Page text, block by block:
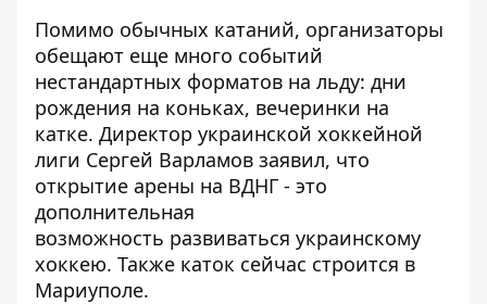
Помимо обычных катаний, организаторы
обещают еще много событий
нестандартных форматов на льду: дни
рождения на коньках, вечеринки на
катке. Директор украинской хоккейной
лиги Сергей Варламов заявил, что
открытие арены на ВДНГ - это
дополнительная
возможность развиваться украинскому
хоккею. Также каток сейчас строится в
Мариуполе.